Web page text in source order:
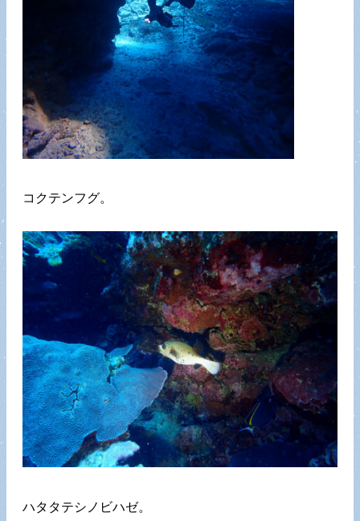
コクテンフグ。
ハタタテシノビハゼ。